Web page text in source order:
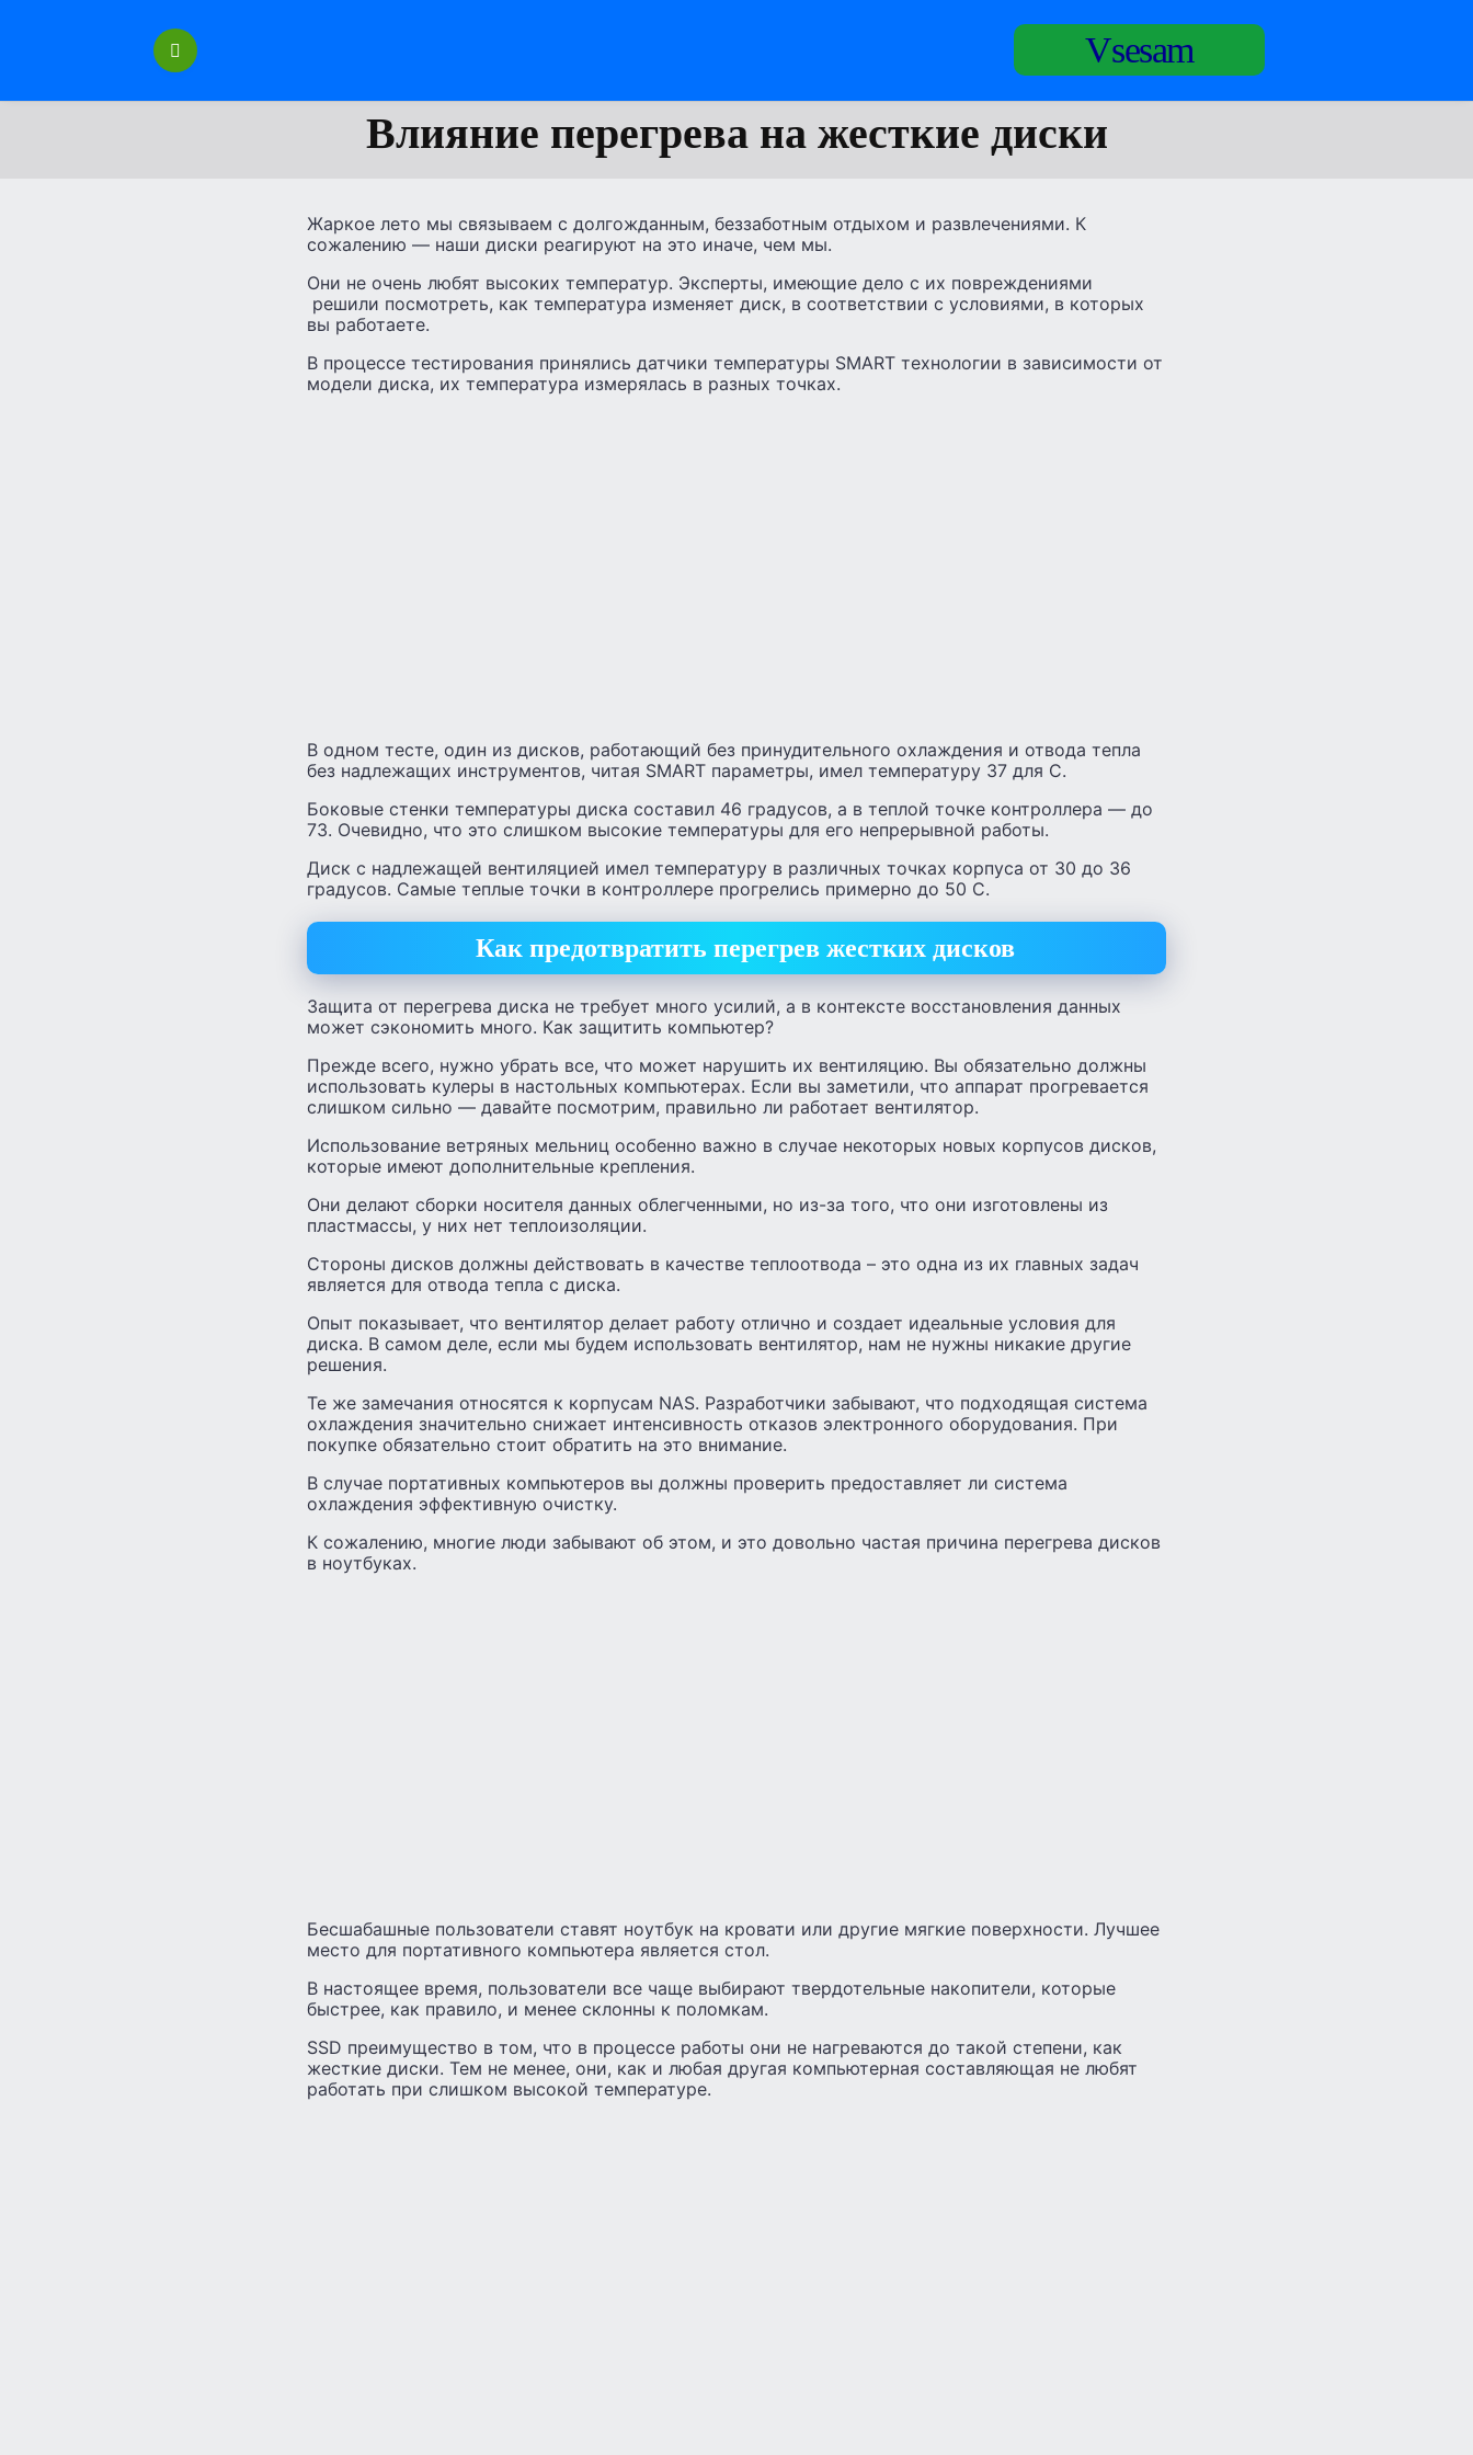
Vsesam
Влияние перегрева на жесткие диски
Жаркое лето мы связываем с долгожданным, беззаботным отдыхом и развлечениями. К
сожалению — наши диски реагируют на это иначе, чем мы.
Они не очень любят высоких температур. Эксперты, имеющие дело с их повреждениями
решили посмотреть, как температура изменяет диск, в соответствии с условиями, в которых
вы работаете.
В процессе тестирования принялись датчики температуры SMART технологии в зависимости от
модели диска, их температура измерялась в разных точках.
В одном тесте, один из дисков, работающий без принудительного охлаждения и отвода тепла
без надлежащих инструментов, читая SMART параметры, имел температуру 37 для C.
Боковые стенки температуры диска составил 46 градусов, а в теплой точке контроллера — до
73. Очевидно, что это слишком высокие температуры для его непрерывной работы.
Диск с надлежащей вентиляцией имел температуру в различных точках корпуса от 30 до 36
градусов. Самые теплые точки в контроллере прогрелись примерно до 50 С.
Как предотвратить перегрев жестких дисков
Защита от перегрева диска не требует много усилий, а в контексте восстановления данных
может сэкономить много. Как защитить компьютер?
Прежде всего, нужно убрать все, что может нарушить их вентиляцию. Вы обязательно должны
использовать кулеры в настольных компьютерах. Если вы заметили, что аппарат прогревается
слишком сильно — давайте посмотрим, правильно ли работает вентилятор.
Использование ветряных мельниц особенно важно в случае некоторых новых корпусов дисков,
которые имеют дополнительные крепления.
Они делают сборки носителя данных облегченными, но из-за того, что они изготовлены из
пластмассы, у них нет теплоизоляции.
Стороны дисков должны действовать в качестве теплоотвода – это одна из их главных задач
является для отвода тепла с диска.
Опыт показывает, что вентилятор делает работу отлично и создает идеальные условия для
диска. В самом деле, если мы будем использовать вентилятор, нам не нужны никакие другие
решения.
Те же замечания относятся к корпусам NAS. Разработчики забывают, что подходящая система
охлаждения значительно снижает интенсивность отказов электронного оборудования. При
покупке обязательно стоит обратить на это внимание.
В случае портативных компьютеров вы должны проверить предоставляет ли система
охлаждения эффективную очистку.
К сожалению, многие люди забывают об этом, и это довольно частая причина перегрева дисков
в ноутбуках.
Бесшабашные пользователи ставят ноутбук на кровати или другие мягкие поверхности. Лучшее
место для портативного компьютера является стол.
В настоящее время, пользователи все чаще выбирают твердотельные накопители, которые
быстрее, как правило, и менее склонны к поломкам.
SSD преимущество в том, что в процессе работы они не нагреваются до такой степени, как
жесткие диски. Тем не менее, они, как и любая другая компьютерная составляющая не любят
работать при слишком высокой температуре.